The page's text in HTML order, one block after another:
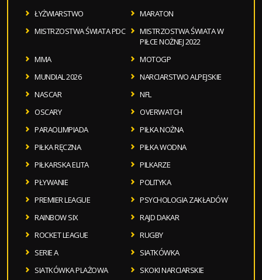
ŁYŻWIARSTWO
MARATON
MISTRZOSTWA ŚWIATA PDC
MISTRZOSTWA ŚWIATA W
PIŁCE NOŻNEJ 2022
MMA
MOTOGP
MUNDIAL 2026
NARCIARSTWO ALPEJSKIE
NASCAR
NFL
OSCARY
OVERWATCH
PARAOLIMPIADA
PIŁKA NOŻNA
PIŁKA RĘCZNA
PIŁKA WODNA
PIŁKARSKA ELITA
PILKARZE
PŁYWANIE
POLITYKA
PREMIER LEAGUE
PSYCHOLOGIA ZAKŁADÓW
RAINBOW SIX
RAJD DAKAR
ROCKET LEAGUE
RUGBY
SERIE A
SIATKÓWKA
SIATKÓWKA PLAŻOWA
SKOKI NARCIARSKIE